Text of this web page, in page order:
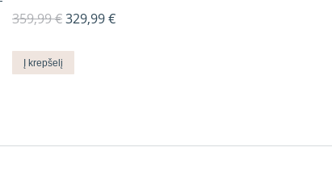
359,99€Original
329,99€Current
Į krepšelį